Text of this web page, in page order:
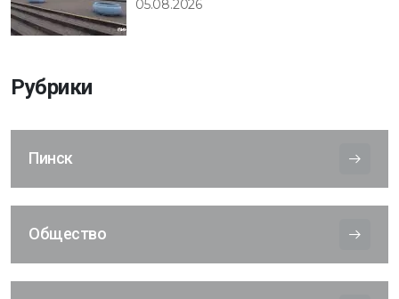
05.08.2026
Рубрики
Пинск
Общество